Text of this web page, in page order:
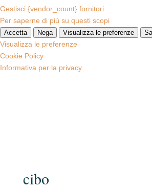
Gestisci {vendor_count} fornitori
Per saperne di più su questi scopi
Accetta Nega Visualizza le preferenze
Visualizza le preferenze
Cookie Policy
Informativa per la privacy
cibo